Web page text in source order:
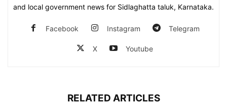
and local government news for Sidlaghatta taluk, Karnataka.
Facebook Instagram Telegram
X Youtube
RELATED ARTICLES